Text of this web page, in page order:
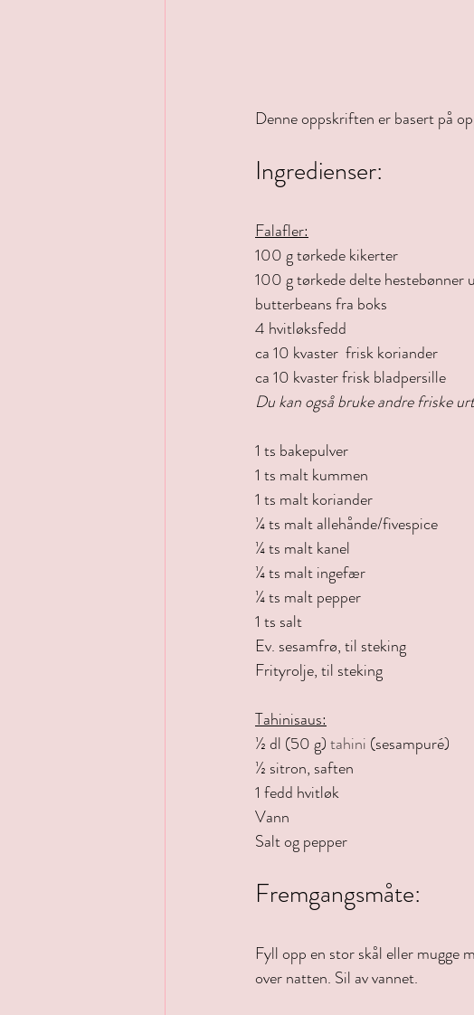
Denne oppskriften er basert på
Ingredienser:
Falafler:
100 g tørkede kikerter
100 g tørkede delte hestebønner
butterbeans fra boks
4 hvitløksfedd
ca 10 kvaster  frisk koriander
ca 10 kvaster frisk bladpersille
Du kan også bruke andre friske
1 ts bakepulver
1 ts malt kummen
1 ts malt koriander
¼ ts malt allehånde/fivespice
¼ ts malt kanel
¼ ts malt ingefær
¼ ts malt pepper
1 ts salt
Ev. sesamfrø, til steking
Frityrolje, til steking
Tahinisaus:
½ dl (50 g) tahini (sesampuré)
½ sitron, saften
1 fedd hvitløk
Vann
Salt og pepper
Fremgangsmåte:
Fyll opp en stor skål eller mugge
over natten. Sil av vannet.